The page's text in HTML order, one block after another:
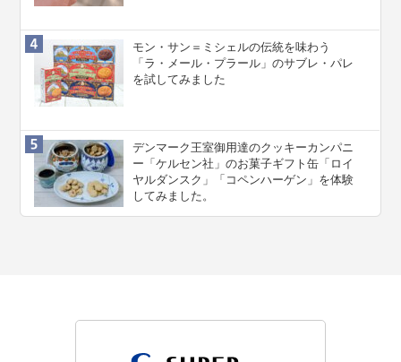
モン・サン＝ミシェルの伝統を味わう
「ラ・メール・プラール」のサブレ・パレ
を試してみました
デンマーク王室御用達のクッキーカンパニ
ー「ケルセン社」のお菓子ギフト缶「ロイ
ヤルダンスク」「コペンハーゲン」を体験
してみました。